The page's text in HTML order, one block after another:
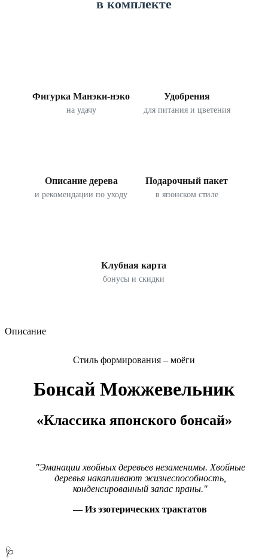
в комплекте
Фигурка Манэки-нэко
на удачу
Удобрения
для питания и цветения
Описание дерева
и рекомендации по уходу
Подарочный пакет
в японском стиле
Клубная карта
бонусы и скидки
Описание
Стиль формирования – моёги
Бонсай Можжевельник
«Классика японского бонсай»
"Эманации хвойных деревьев незаменимы. Хвойные
деревья накапливают жизнеспособность,
конденсированный запас праны."
— Из эзотерических трактатов
🩺